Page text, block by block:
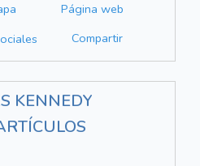
Página web
Compartir
KENNEDY